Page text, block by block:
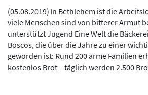
(05.08.2019) In Bethlehem ist die
viele Menschen sind von bitterer Armut
unterstützt Jugend Eine Welt die
Boscos, die über die Jahre zu einer
geworden ist: Rund 200 arme Familien
kostenlos Brot – täglich werden 2.500